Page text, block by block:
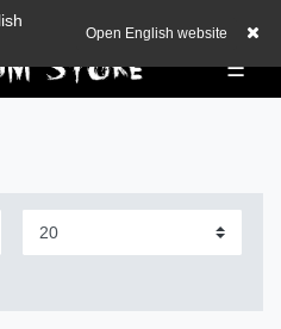
☰
Open English website